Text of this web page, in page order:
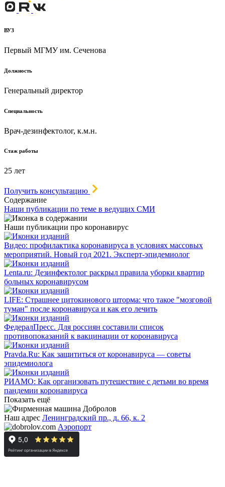
ВУЗ
Первый МГМУ им. Сеченова
Должность
Генеральный директор
Специальность
Врач-дезинфектолог, к.м.н.
Стаж работы
25 лет
Получить консультацию
Содержание
Наши публикации по теме в ведущих СМИ
Наши публикации про коронавирус
Видео: профилактика коронавируса в условиях массовых
мероприятий. Новый год 2021. Эксперт-эпидемиолог
Lenta.ru: Дезинфектолог раскрыл правила уборки квартир
больных коронавирусом
LIFE: Страшнее цитокинового шторма: что такое "мозговой
туман" после коронавируса и как его лечить
ФедералПресс. Для россиян составили список
противопоказаний к вакцинации от коронавируса
Pravda.Ru: Как защититься от коронавируса — советы
эпидемиолога
РИАМО: Как организовать путешествие с детьми во время
пандемии коронавируса
Показать ещё
Наш адрес Ленинградский пр., д. 66, к. 2
Аэропорт